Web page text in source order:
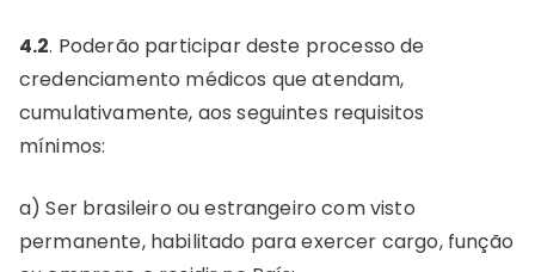
4.2. Poderão participar deste processo de
credenciamento médicos que atendam,
cumulativamente, aos seguintes requisitos
mínimos:
a) Ser brasileiro ou estrangeiro com visto
permanente, habilitado para exercer cargo, função